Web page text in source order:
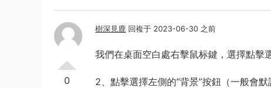
0
樹深見鹿 回複于 2023-06-30 之前
我們在桌面空白處右擊鼠标鍵，選擇點擊
2、點擊選擇左側的“背景”按鈕（一般會默